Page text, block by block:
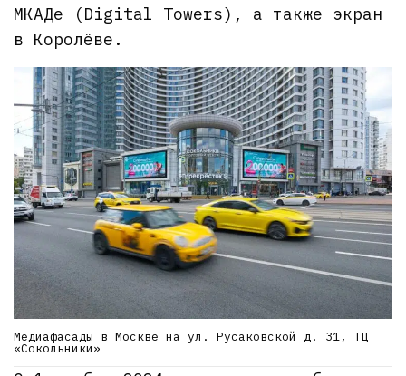
МКАДе (Digital Towers), а также экран
в Королёве.
Медиафасады в Москве на ул. Русаковской д. 31, ТЦ
«Сокольники»